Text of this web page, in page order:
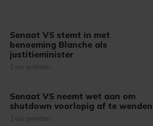
Senaat VS stemt in met
benoeming Blanche als
justitieminister
2 uur geleden
Senaat VS neemt wet aan om
shutdown voorlopig af te wenden
2 uur geleden